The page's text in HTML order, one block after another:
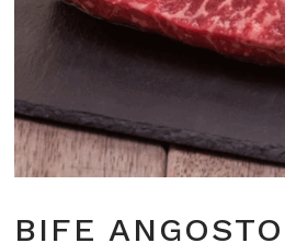
BIFE ANGOSTO